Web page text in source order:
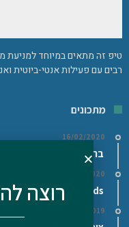
טיפ זה מתאים במיוחד למניעת
רבים עם פעילות אנטי-ביוטית
מתכונים
16/02/2020
בראוניז שחיתות –
16/02/2020
Superfoods/מזונות על – האם כדאי לצרוך אותם?
11/12/2019
רוצה